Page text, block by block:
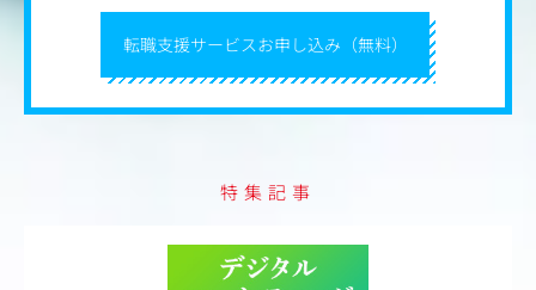
転職支援サービスお申し込み（無料）
特集記事